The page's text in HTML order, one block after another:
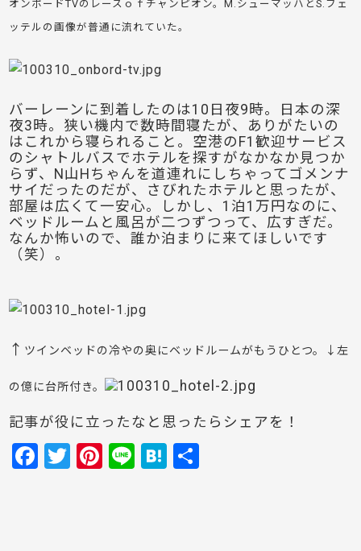
オンポードTVのレースｏｆチャンピオン。M.シューマッハとS.フェ
ッテルの画像が普通に流れていた。
バーレーンに到着したのは10日夜9時。日本の深
夜3時。狭い機内で数時間寝たが、ありがたいの
はこれから寝られること。空港のF1歓迎サービス
のシャトルバスでホテルを探すがなかなか見つか
らず、N山Hちゃんを道連れにしちゃってゴメンナ
サイだったのだが、さびれたホテルと思ったが、
部屋は広くて一安心。しかし、1泊1万円なのに、
ベッドルームと風呂が二つずつって、広すぎだ。
なんか怖いので、誰か泊まりに来てほしいです
（笑）。
↑ ツインベッドの冷やの奥にベッドルームがもうひとつ。↓ 左
の億に台所付き。
記事が役に立ったなと思ったらシェアを！
F
T
Pi Li H